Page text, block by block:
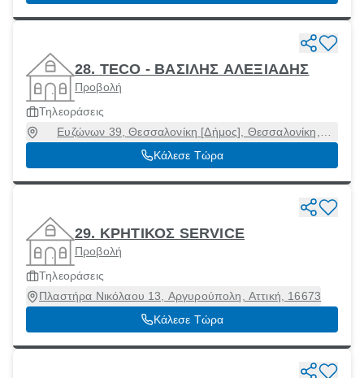
28. TECO - ΒΑΣΙΛΗΣ ΑΛΕΞΙΑΔΗΣ
Προβολή
Τηλεοράσεις
Ευζώνων 39, Θεσσαλονίκη [Δήμος], Θεσσαλονίκη,
54639
Κάλεσε Τώρα
29. ΚΡΗΤΙΚΟΣ SERVICE
Προβολή
Τηλεοράσεις
Πλαστήρα Νικόλαου 13, Αργυρούπολη, Αττική, 16673
Κάλεσε Τώρα